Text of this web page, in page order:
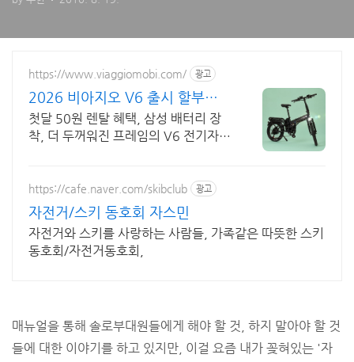
https://www.viaggiomobi.com/ 광고
2026 비아지오 V6 출시 할부보
다 가뿐하게 자전거마련
첫달 50원 렌탈 혜택, 삼성 배터리 장
착, 더 두꺼워진 프레임의 V6 전기자전
https://cafe.naver.com/skibclub 광고
자전거/스키 동호회 자스민
자전거와 스키를 사랑하는 사람들, 가족같은 따뜻한 스키
동호회/자전거동호회,
매뉴얼을 통해 솔로부대원들에게 해야 할 것, 하지 말아야 할 것
들에 대한 이야기를 하고 있지만, 이걸 요즘 내가 꽂혀있는 '자